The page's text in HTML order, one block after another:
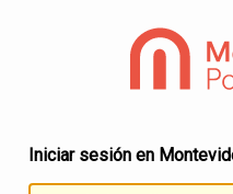
Iniciar sesión en